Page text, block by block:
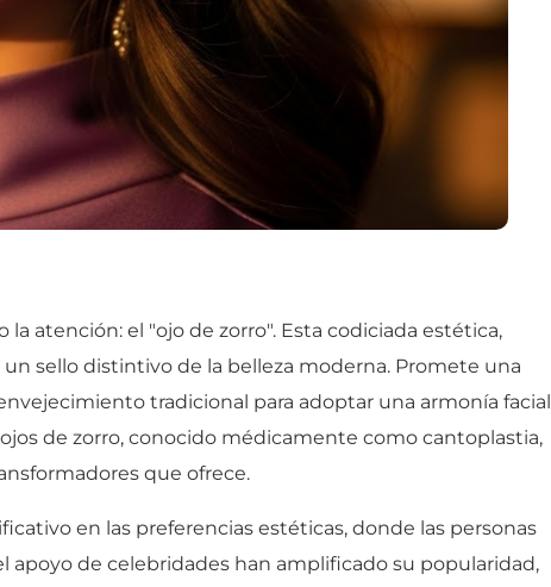
atención: el "ojo de zorro". Esta codiciada estética,
sello distintivo de la belleza moderna. Promete una
tradicional para adoptar una armonía facial
de zorro, conocido médicamente como cantoplastia,
que ofrece.
en las preferencias estéticas, donde las personas
apoyo de celebridades han amplificado su popularidad,